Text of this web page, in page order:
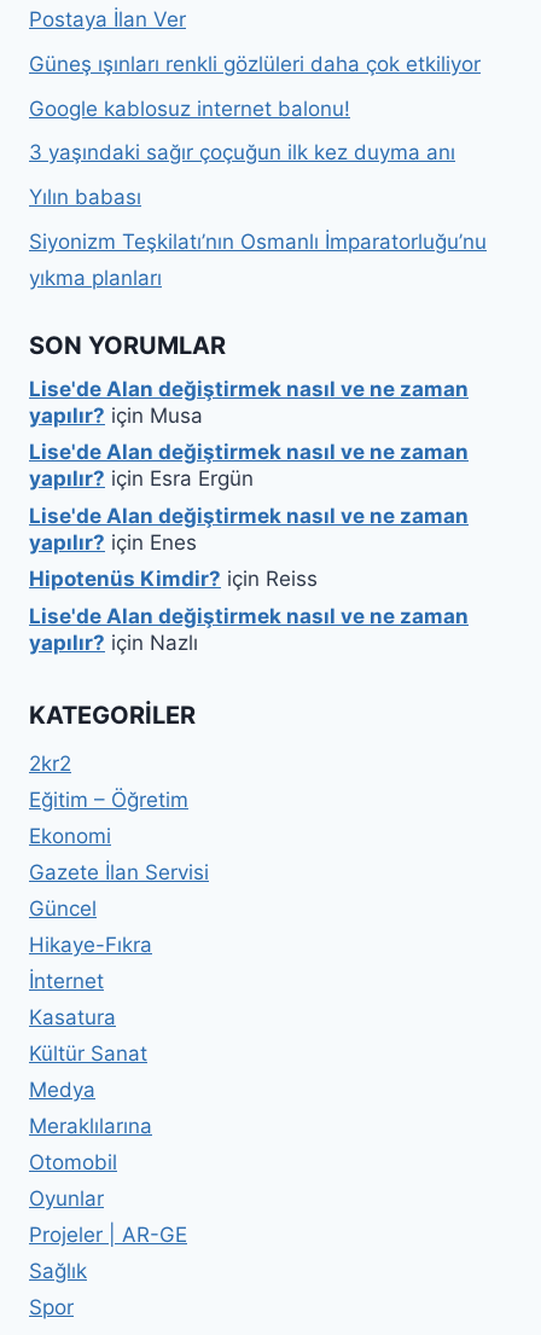
Postaya İlan Ver
Güneş ışınları renkli gözlüleri daha çok etkiliyor
Google kablosuz internet balonu!
3 yaşındaki sağır çoçuğun ilk kez duyma anı
Yılın babası
Siyonizm Teşkilatı’nın Osmanlı İmparatorluğu’nu
yıkma planları
SON YORUMLAR
Lise'de Alan değiştirmek nasıl ve ne zaman
yapılır? için Musa
Lise'de Alan değiştirmek nasıl ve ne zaman
yapılır? için Esra Ergün
Lise'de Alan değiştirmek nasıl ve ne zaman
yapılır? için Enes
Hipotenüs Kimdir? için Reiss
Lise'de Alan değiştirmek nasıl ve ne zaman
yapılır? için Nazlı
KATEGORILER
2kr2
Eğitim – Öğretim
Ekonomi
Gazete İlan Servisi
Güncel
Hikaye-Fıkra
İnternet
Kasatura
Kültür Sanat
Medya
Meraklılarına
Otomobil
Oyunlar
Projeler | AR-GE
Sağlık
Spor